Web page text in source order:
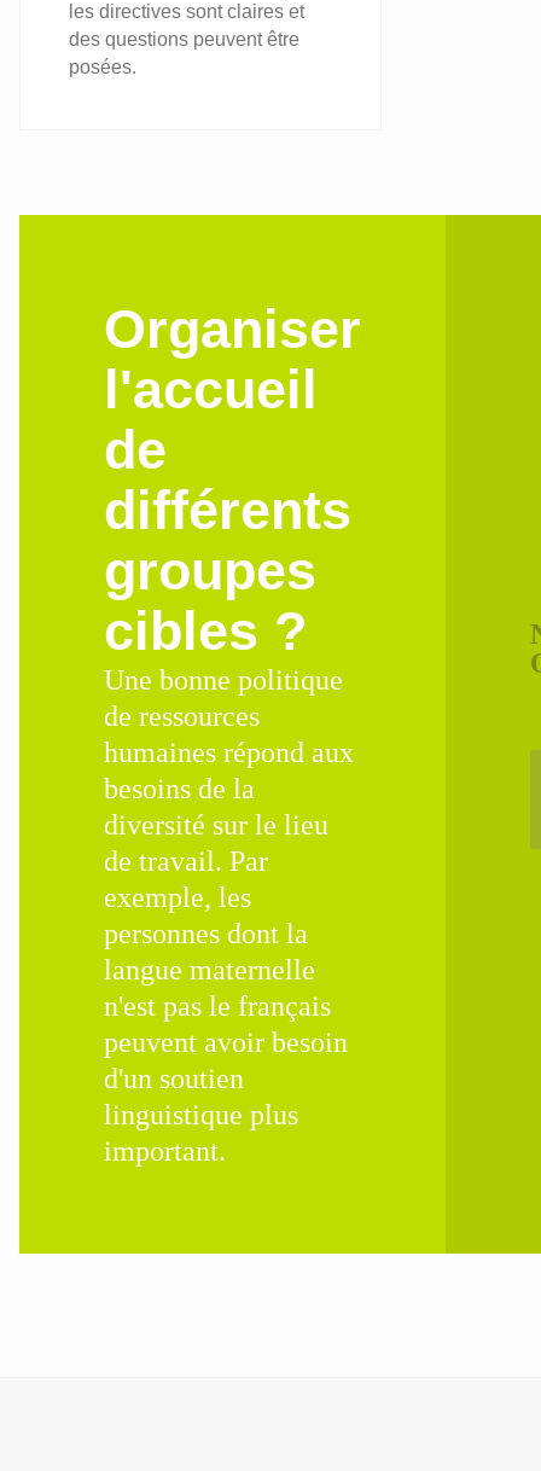
les directives sont claires et
des questions peuvent être
posées.
Organiser
l'accueil
de
différents
groupes
cibles ?
Une bonne politique
de ressources
humaines répond aux
besoins de la
diversité sur le lieu
de travail. Par
exemple, les
personnes dont la
langue maternelle
n'est pas le français
peuvent avoir besoin
d'un soutien
linguistique plus
important.